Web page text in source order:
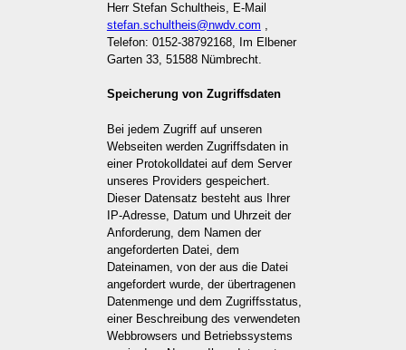
Herr Stefan Schultheis, E-Mail
stefan.schultheis@nwdv.com ,
Telefon: 0152-38792168, Im Elbener
Garten 33, 51588 Nümbrecht.
Speicherung von Zugriffsdaten
Bei jedem Zugriff auf unseren
Webseiten werden Zugriffsdaten in
einer Protokolldatei auf dem Server
unseres Providers gespeichert.
Dieser Datensatz besteht aus Ihrer
IP-Adresse, Datum und Uhrzeit der
Anforderung, dem Namen der
angeforderten Datei, dem
Dateinamen, von der aus die Datei
angefordert wurde, der übertragenen
Datenmenge und dem Zugriffsstatus,
einer Beschreibung des verwendeten
Webbrowsers und Betriebssystems